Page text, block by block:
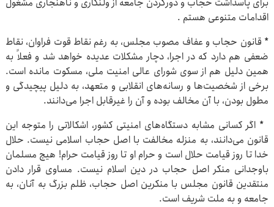
اقدامات متنوعی هستم .
* قانون حجاب و عفاف مصوب مجلس، به رغم نقاط قوت فراوان، نقاط
ضعفی هم دارد که در اجرا، دچار مشکلات عدیده خواهد شد و فعلاً به
همین دلیل هم از سوی شورای عالی امنیت ملی، مسکوت مانده است.
برخی از شخصیت‌ها و رسانه‌های انقلابی و متعهد، به دلیل پیچیدگی و
مطول بودن، با آن مخالف بوده و آن را غیرقابل اجرا می‌دانند.
* اگر کسانی مشابه دستگاه‌های امنیتی کشور، اشکالاتی را متوجه این
قانون می‌دانند، به منزله مخالفت با اصل حجاب اسلامی نیست. حلال
خدا تا روز قیامت حلال است و حرام او تا روز قیامت حرام! هیچ مسلمان
باوجدانی منکر اصل حجاب در دین اسلام نیست. مساوی قرار دادن
منتقدین قانون مجلس با منکرین اصل حجاب، ظلم بزرگ به آنان، به
جامعه و به ملت شریف است.